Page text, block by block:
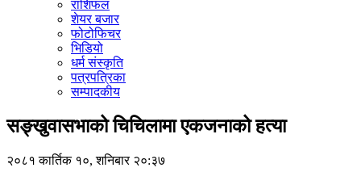
राशिफल
शेयर बजार
फोटोफिचर
भिडियो
धर्म संस्कृति
पत्रपत्रिका
सम्पादकीय
सङ्खुवासभाको चिचिलामा एकजनाको हत्या
२०८१ कार्तिक १०, शनिबार २०:३७